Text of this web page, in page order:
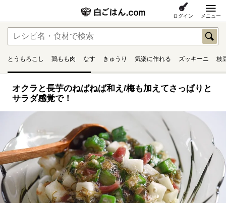
ログイン メニュー
とうもろこし 鶏もも肉 なす きゅうり 気楽に作れる ズッキーニ 枝
オクラと長芋のねばねば和え/梅も加えてさっぱりと
サラダ感覚で！